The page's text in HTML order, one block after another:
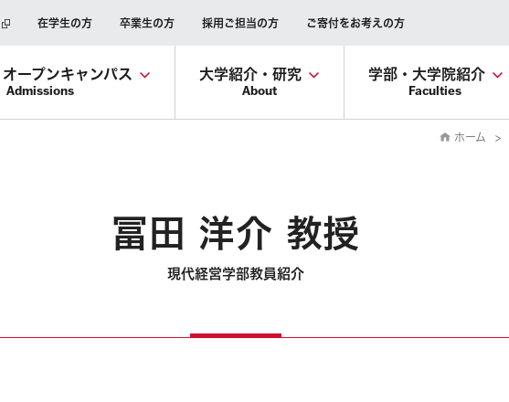
在学生の方 卒業生の方 採用ご担当の方 ご寄付をお考えの方
オープンキャンパス
Admissions
大学紹介・研究
About
学部・大学院紹介
Faculties
ホーム
冨田 洋介 教授
現代経営学部教員紹介